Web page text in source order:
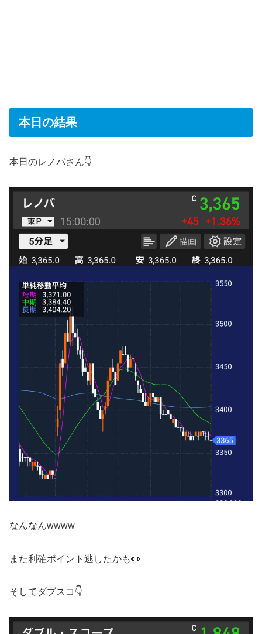
本日の結果
本日のレノバさん👇
なんなんwwww
また利確ポイント逃したかも👀
そしてダブスコ👇